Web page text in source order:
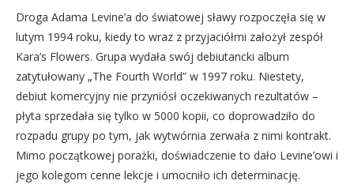
Droga Adama Levine’a do światowej sławy rozpoczęła się w
lutym 1994 roku, kiedy to wraz z przyjaciółmi założył zespół
Kara’s Flowers. Grupa wydała swój debiutancki album
zatytułowany „The Fourth World” w 1997 roku. Niestety,
debiut komercyjny nie przyniósł oczekiwanych rezultatów –
płyta sprzedała się tylko w 5000 kopii, co doprowadziło do
rozpadu grupy po tym, jak wytwórnia zerwała z nimi kontrakt.
Mimo początkowej porażki, doświadczenie to dało Levine’owi i
jego kolegom cenne lekcje i umocniło ich determinację.